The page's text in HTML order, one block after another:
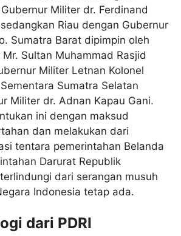
Militer dr. Ferdinand
Riau dengan Gubernur
Sumatra Barat dipimpin oleh
Sultan Muhammad Rasjid
Militer Letnan Kolonel
Sumatra Selatan
Militer dr. Adnan Kapau Gani.
ini dengan maksud
dan melakukan dari
tentara pemerintahan Belanda
Darurat Republik
dari serangan musuh
Indonesia tetap ada.
dari PDRI